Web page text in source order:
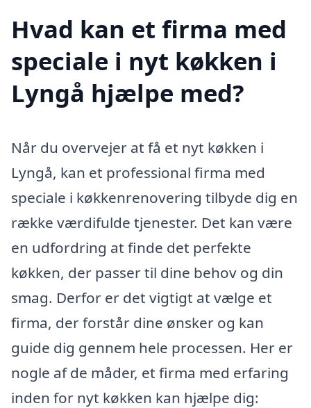
Hvad kan et firma med
speciale i nyt køkken i
Lyngå hjælpe med?
Når du overvejer at få et nyt køkken i
Lyngå, kan et professional firma med
speciale i køkkenrenovering tilbyde dig en
række værdifulde tjenester. Det kan være
en udfordring at finde det perfekte
køkken, der passer til dine behov og din
smag. Derfor er det vigtigt at vælge et
firma, der forstår dine ønsker og kan
guide dig gennem hele processen. Her er
nogle af de måder, et firma med erfaring
inden for nyt køkken kan hjælpe dig: